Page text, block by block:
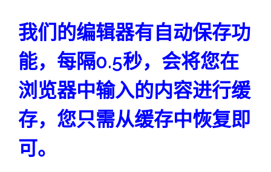
我们的编辑器有自动保存功
能，每隔0.5秒，会将您在
浏览器中输入的内容进行缓
存，您只需从缓存中恢复即
可。